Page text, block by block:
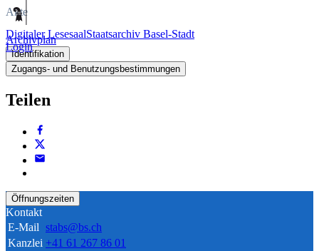
Digitaler LesesaalStaatsarchiv Basel-Stadt
Login
Akte
Archivplan
Identifikation
Zugangs- und Benutzungsbestimmungen
Teilen
Öffnungszeiten
Kontakt
E-Mail stabs@bs.ch
Kanzlei +41 61 267 86 01